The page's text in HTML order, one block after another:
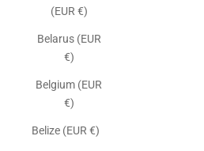
(EUR €)
Belarus (EUR
€)
Belgium (EUR
€)
Belize (EUR €)